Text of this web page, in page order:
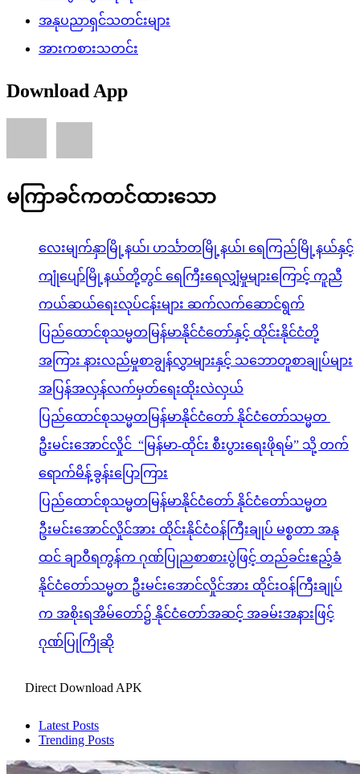
အနုပညာရှင်သတင်းများ
အားကစားသတင်း
Download App
မကြာခင်ကတင်ထားသော
လေးမျက်နှာမြို့နယ်၊ ဟင်္သာတမြို့နယ်၊ ရေကြည်မြို့နယ်နှင့်
ကျုံပျော်မြို့နယ်တို့တွင် ရေကြီးရေလျှံမှုများကြောင့် ကူညီ
ကယ်ဆယ်ရေးလုပ်ငန်းများ ဆက်လက်ဆောင်ရွက်
ပြည်ထောင်စုသမ္မတမြန်မာနိုင်ငံတော်နှင့် ထိုင်းနိုင်ငံတို့
အကြား နားလည်မှုစာချွန်လွှာများနှင့် သဘောတူစာချုပ်များ
အပြန်အလှန်လက်မှတ်ရေးထိုးလဲလှယ်
ပြည်ထောင်စုသမ္မတမြန်မာနိုင်ငံတော် နိုင်ငံတော်သမ္မတ
ဦးမင်းအောင်လှိုင် “မြန်မာ-ထိုင်း စီးပွားရေးဖိုရမ်” သို့ တက်
ရောက်မိန့်ခွန်းပြောကြား
ပြည်ထောင်စုသမ္မတမြန်မာနိုင်ငံတော် နိုင်ငံတော်သမ္မတ
ဦးမင်းအောင်လှိုင်အား ထိုင်းနိုင်ငံဝန်ကြီးချုပ် မစ္စတာ အနု
ထင် ချာဝီရကွန်က ဂုဏ်ပြုညစာစားပွဲဖြင့် တည်ခင်းဧည့်ခံ
နိုင်ငံတော်သမ္မတ ဦးမင်းအောင်လှိုင်အား ထိုင်းဝန်ကြီးချုပ်
က အစိုးရအိမ်တော်၌ နိုင်ငံတော်အဆင့် အခမ်းအနားဖြင့်
ဂုဏ်ပြုကြိုဆို
Direct Download APK
Latest Posts
Trending Posts